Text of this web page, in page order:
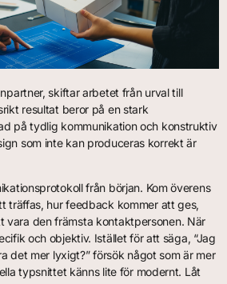
skiftar arbetet från urval till
resultat beror på en stark
på tydlig kommunikation och konstruktiv
som inte kan produceras korrekt är
från början. Kom överens
träffas, hur feedback kommer att ges,
vara den främsta kontaktpersonen. När
och objektiv. Istället för att säga, “Jag
det mer lyxigt?” försök något som är mer
typsnittet känns lite för modernt. Låt